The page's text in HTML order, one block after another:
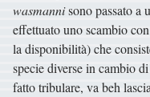
wasmannisono passato a
effettuato uno scambio
la disponibilità) che
specie diverse in cambio
fatto tribulare, va beh